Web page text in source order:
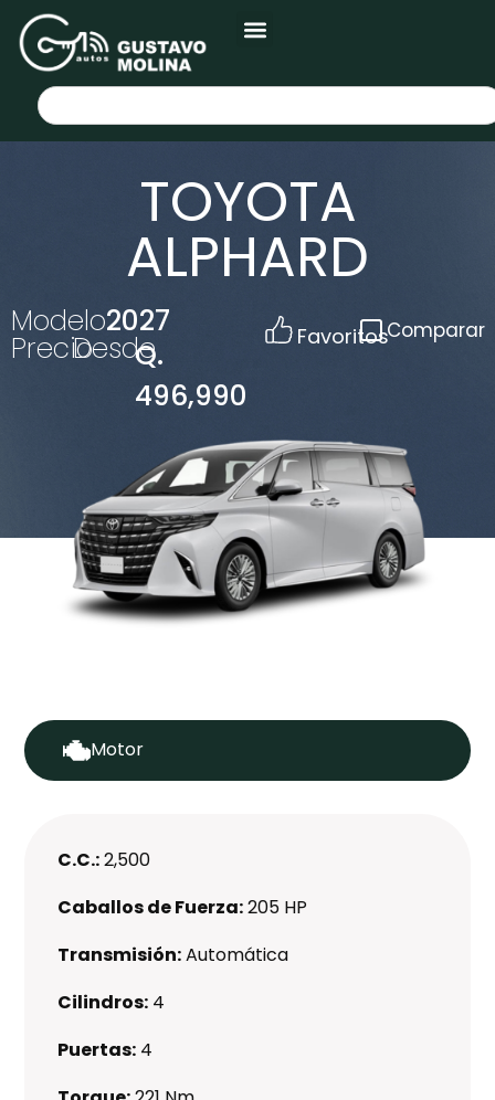
TOYOTA
ALPHARD
Modelo2027
PrecioDesde
Q.
496,990
FavoritosComparar
Motor
C.C.:2,500
Caballos de Fuerza:205 HP
Transmisión:Automática
Cilindros: 4
Puertas: 4